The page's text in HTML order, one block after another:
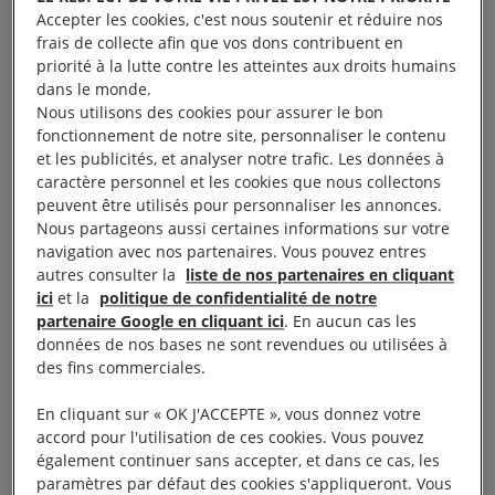
respect de ses obligations internationales,
européennes et françaises. Une pétition de soutien
avait reçu un record inédit de plus de
de signataires démontrant l’attente forte des
personnes à l’égard de l’Etat pour lutter contre la
crise climatique.
C’est la première fois que la question de la
responsabilité de l’Etat dans la lutte contre le
changement climatiqueétait posée au juge, et le
tribunal a reconnu « les carences fautives de l’État
dans le respect de ses engagements en matière de
Accepter les cookies, c'est nous soutenir et réduire nos
frais de collecte afin que vos dons contribuent en
priorité à la lutte contre les atteintes aux droits humains
dans le monde.
Nous utilisons des cookies pour assurer le bon
fonctionnement de notre site, personnaliser le contenu
et les publicités, et analyser notre trafic. Les données à
caractère personnel et les cookies que nous collectons
peuvent être utilisés pour personnaliser les annonces.
Nous partageons aussi certaines informations sur votre
navigation avec nos partenaires. Vous pouvez entres
autres consulter la liste de nos partenaires en cliquant
ici et la politique de confidentialité de notre
partenaire Google en cliquant ici. En aucun cas les
données de nos bases ne sont revendues ou utilisées à
des fins commerciales.
En cliquant sur « OK J'ACCEPTE », vous donnez votre
accord pour l'utilisation de ces cookies. Vous pouvez
également continuer sans accepter, et dans ce cas, les
paramètres par défaut des cookies s'appliqueront. Vous